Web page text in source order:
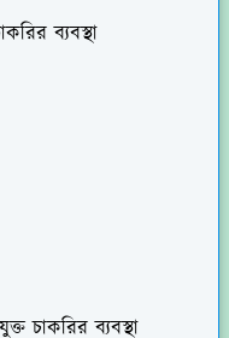
ব্যবস্থা
চাকরির ব্যবস্থা